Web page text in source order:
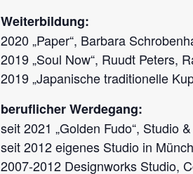
Weiterbildung:
2020 „Paper“, Barbara
2019 „Soul Now“, Ruudt Peters,
2019 „Japanische traditionelle
beruflicher Werdegang:
seit 2021 „Golden Fudo“, Studio
seit 2012 eigenes Studio in
2007-2012 Designworks Studio,